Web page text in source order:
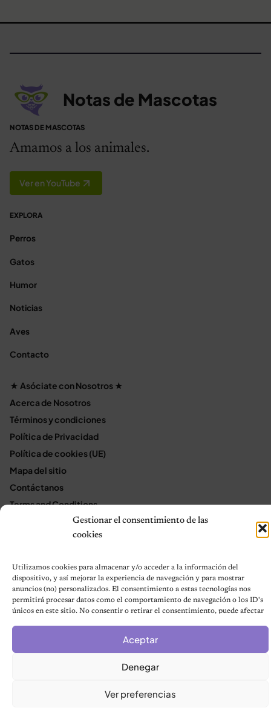
Gestionar el consentimiento de las
cookies
Utilizamos cookies para almacenar y/o acceder a la información del
dispositivo, y así mejorar la experiencia de navegación y para mostrar
anuncios (no) personalizados. El consentimiento a estas tecnologías nos
permitirá procesar datos como el comportamiento de navegación o los ID's
únicos en este sitio. No consentir o retirar el consentimiento, puede afectar
Aceptar
Denegar
Ver preferencias
Notas de Mascotas
NOTAS DE MASCOTAS
Amamos a los animales.
Ver en YouTube
EXPLORA
Perros
Gatos
Humor
Noticias
Aves
Contacto
★ Asóciate con Nosotros ★
Acerca de Nosotros
Términos y condiciones
Política de Privacidad
Política de cookies (UE)
Mapa del sitio
Contáctanos
Terms and Conditions
Política de privacidad